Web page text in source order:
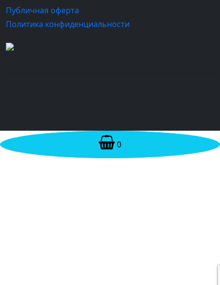
Публичная оферта
Политика конфиденциальности
0